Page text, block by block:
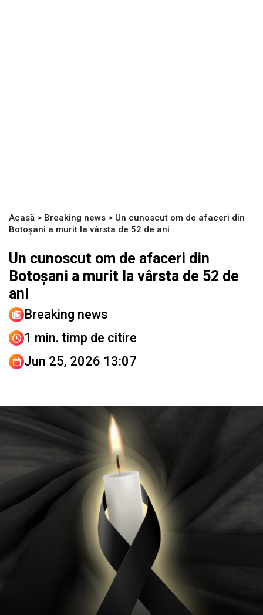
Acasă > Breaking news > Un cunoscut om de afaceri din
Botoșani a murit la vârsta de 52 de ani
Un cunoscut om de afaceri din
Botoșani a murit la vârsta de 52 de
ani
Breaking news
1 min. timp de citire
Jun 25, 2026 13:07